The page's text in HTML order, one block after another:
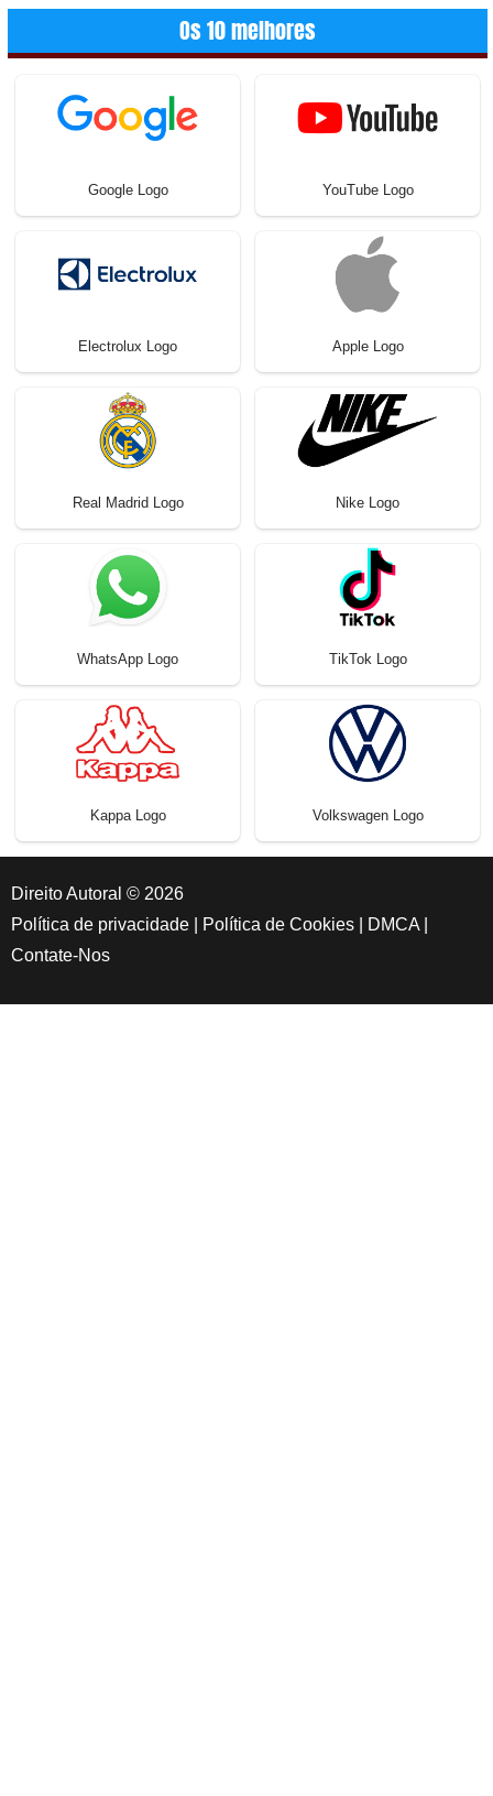
Os 10 melhores
Google Logo YouTube Logo
Electrolux Logo Apple Logo
Real Madrid Logo Nike Logo
WhatsApp Logo TikTok Logo
Kappa Logo Volkswagen Logo
Direito Autoral © 2026
Política de privacidade
Política de Cookies DMCA
Contate-Nos